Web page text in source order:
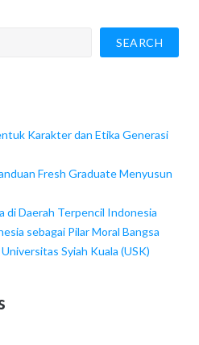
SEARCH
Karakter dan Etika Generasi
Fresh Graduate Menyusun
di Daerah Terpencil Indonesia
sebagai Pilar Moral Bangsa
Syiah Kuala (USK)